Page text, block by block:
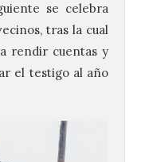
se celebra
tras la cual
rendir cuentas y
el testigo al año